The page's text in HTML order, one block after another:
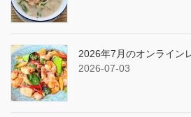
2026年7月のオンライン
2026-07-03